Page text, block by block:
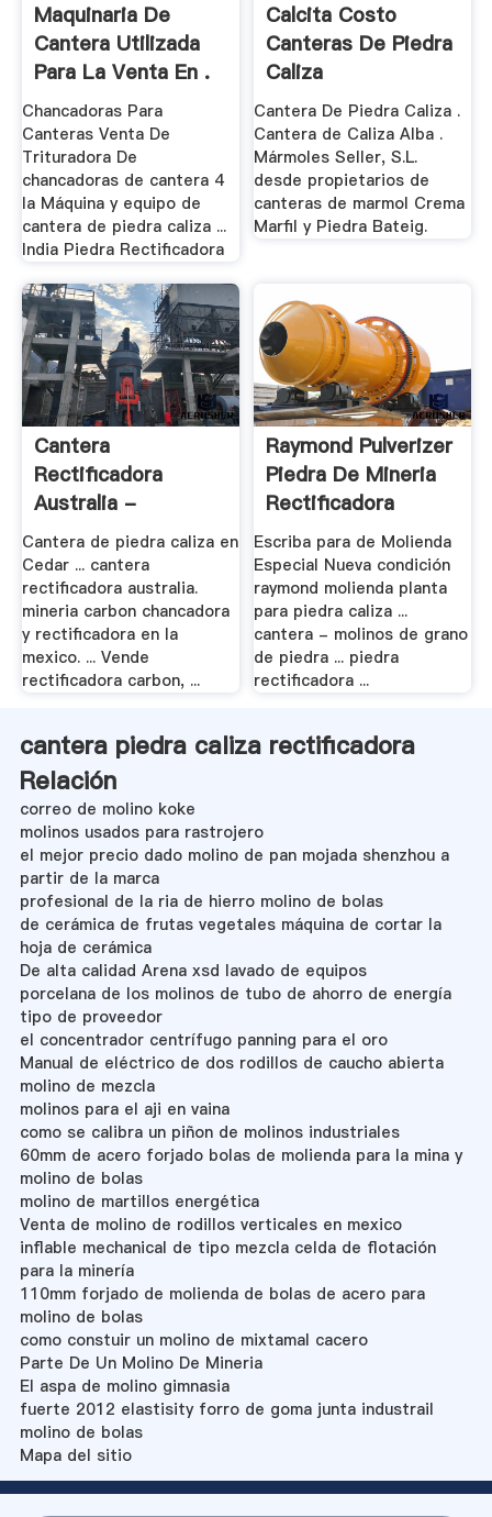
Maquinaria De
Cantera Utilizada
Para La Venta En .
Chancadoras Para
Canteras Venta De
Trituradora De
chancadoras de cantera 4
la Máquina y equipo de
cantera de piedra caliza ...
India Piedra Rectificadora
Calcita Costo
Canteras De Piedra
Caliza
Cantera De Piedra Caliza .
Cantera de Caliza Alba .
Mármoles Seller, S.L.
desde propietarios de
canteras de marmol Crema
Marfil y Piedra Bateig.
Cantera
Rectificadora
Australia -
Yep4160
Cantera de piedra caliza en
Cedar ... cantera
rectificadora australia.
mineria carbon chancadora
y rectificadora en la
mexico. ... Vende
rectificadora carbon, ...
Raymond Pulverizer
Piedra De Mineria
Rectificadora
Escriba para de Molienda
Especial Nueva condición
raymond molienda planta
para piedra caliza ...
cantera - molinos de grano
de piedra ... piedra
rectificadora ...
cantera piedra caliza rectificadora
Relación
correo de molino koke
molinos usados para rastrojero
el mejor precio dado molino de pan mojada shenzhou a
partir de la marca
profesional de la ria de hierro molino de bolas
de cerámica de frutas vegetales máquina de cortar la
hoja de cerámica
De alta calidad Arena xsd lavado de equipos
porcelana de los molinos de tubo de ahorro de energía
tipo de proveedor
el concentrador centrífugo panning para el oro
Manual de eléctrico de dos rodillos de caucho abierta
molino de mezcla
molinos para el aji en vaina
como se calibra un piñon de molinos industriales
60mm de acero forjado bolas de molienda para la mina y
molino de bolas
molino de martillos energética
Venta de molino de rodillos verticales en mexico
inflable mechanical de tipo mezcla celda de flotación
para la minería
110mm forjado de molienda de bolas de acero para
molino de bolas
como constuir un molino de mixtamal cacero
Parte De Un Molino De Mineria
El aspa de molino gimnasia
fuerte 2012 elastisity forro de goma junta industrail
molino de bolas
Mapa del sitio